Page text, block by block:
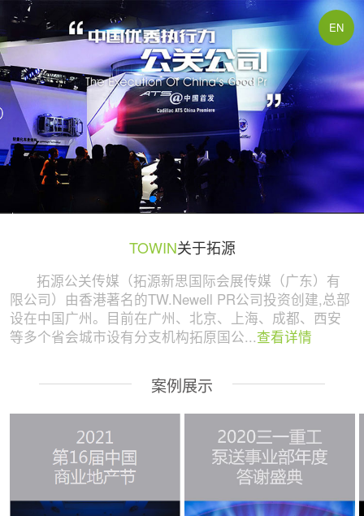
EN
广州活动策划与执行公司 | 拓源策划
TOWIN关于拓源
拓源公关传媒（拓源新思国际会展传媒（广东）有
限公司）由香港著名的TW.Newell PR公司投资创建,总部
设在中国广州。目前在广州、北京、上海、成都、西安
等多个省会城市设有分支机构拓原国公...查看详情
案例展示